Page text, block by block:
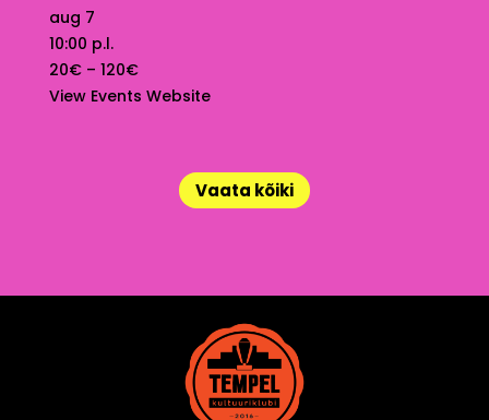
aug 7
10:00 p.l.
20€ – 120€
View Events Website
Vaata kõiki